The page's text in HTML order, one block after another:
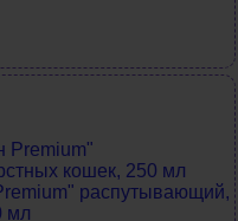
распутывающий,
мл